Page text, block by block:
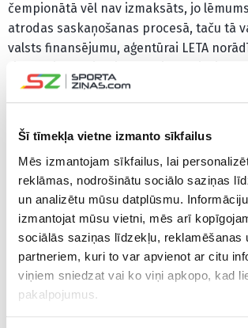
Šī tīmekļa vietne izmanto sīkfailus
Mēs izmantojam sīkfailus, lai
reklāmas, nodrošinātu sociālo saziņas
un analizētu mūsu datplūsmu.
izmantojat mūsu vietni, mēs arī
sociālās saziņas līdzekļu, reklamēšanas
partneriem, kuri to var apvienot ar citu
viņiem sniedzat vai ko viņi apkopo, kad
pakalpojumus.
čempionātā vēl nav izmaksāts, jo
atrodas saskaņošanas procesā, taču tā
valsts finansējumu, aģentūrai LETA
sākotnējos aprēķinos konstatētas
prasīja papildu izvērtēšanu un
apjomā.
Vienlaikus ministrijā uzsvēra, ka līdzīgā
arī citas sporta federācijas.
visām sporta federācijām notiek
labas pārvaldības un vienlīdzības
izvairītos no līdzīgām situācijām,
finansējuma pieprasījumu iesniegšanas
to līdz 15. decembrim.